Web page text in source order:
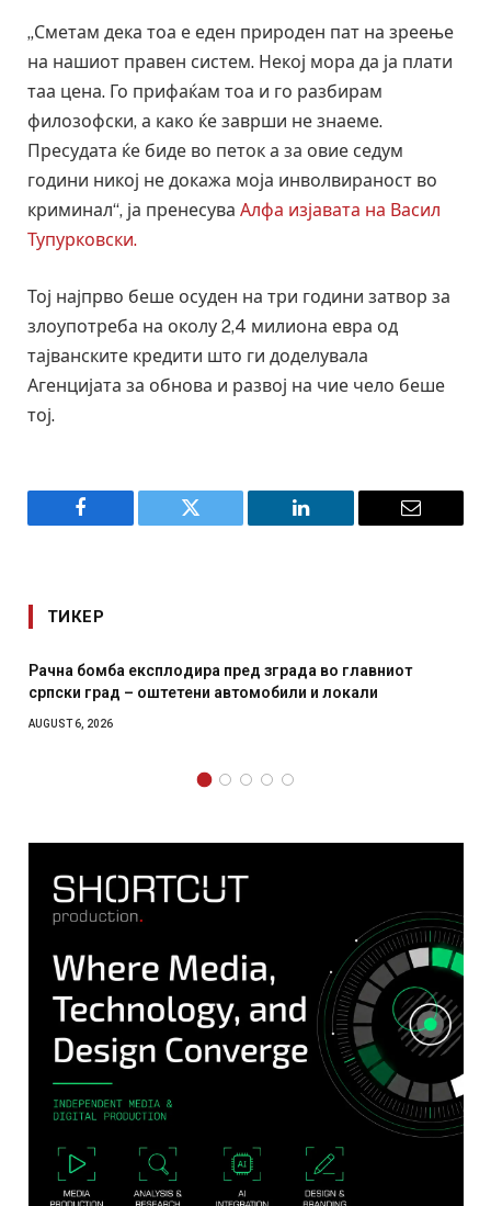
„Сметам дека тоа е еден природен пат на зреење
на нашиот правен систем. Некој мора да ја плати
таа цена. Го прифаќам тоа и го разбирам
филозофски, а како ќе заврши не знаеме.
Пресудата ќе биде во петок а за овие седум
години никој не докажа моја инволвираност во
криминал“, ја пренесува Алфа изјавата на Васил
Тупурковски.
Тој најпрво беше осуден на три години затвор за
злоупотреба на околу 2,4 милиона евра од
тајванските кредити што ги доделувала
Агенцијата за обнова и развој на чие чело беше
тој.
Facebook Twitter LinkedIn Email
ТИКЕР
Рачна бомба експлодира пред зграда во главниот
српски град – оштетени автомобили и локали
AUGUST 6, 2026